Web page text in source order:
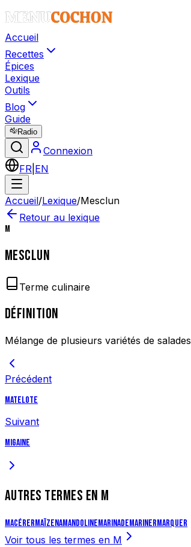
Accueil
Recettes
Épices
Lexique
Outils
Blog
Guide
Radio
Connexion
FR EN
Accueil/Lexique/Mesclun
Retour au lexique
M
MESCLUN
Terme culinaire
DÉFINITION
Mélange de plusieurs variétés de salades
Précédent
Matelote
Suivant
Migaine
AUTRES TERMES EN M
MacérerMaïzenaMandolineMarinadeMarinerMarquer
Voir tous les termes en M